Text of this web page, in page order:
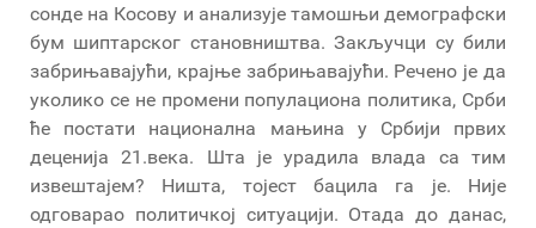
сонде на Косову и анализује тамошњи демографски
бум шиптарског становништва. Закључци су били
забрињавајући, крајње забрињавајући. Речено је да
уколико се не промени популациона политика, Срби
ће постати национална мањина у Србији првих
деценија 21.века. Шта је урадила влада са тим
извештајем? Ништа, тојест бацила га је. Није
одговарао политичкој ситуацији. Отада до данас,